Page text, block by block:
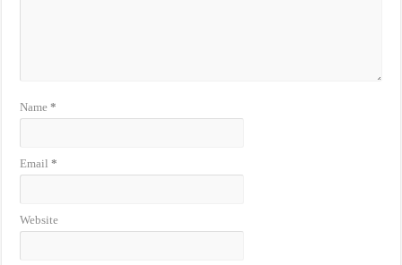
Name*
Email*
Website